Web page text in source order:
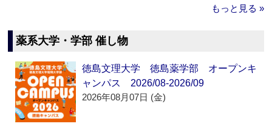
もっと見る »
薬系大学・学部 催し物
徳島文理大学 徳島薬学部 オープンキ
ャンパス 2026/08-2026/09
2026年08月07日 (金)